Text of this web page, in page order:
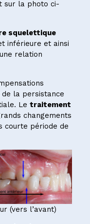
sur la photo ci-
squelettique
inférieure et ainsi
relation
la persistance
Le traitement
changements
courte période de
(vers l’avant)